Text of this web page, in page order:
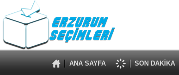
ANA SAYFA SON DAKİKA